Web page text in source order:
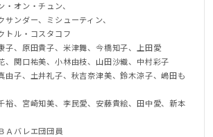
・オン・チュン、
サンダー、ミシューティン、
トル・コスタコフ
子、原田貴子、米津舞、今橋知子、上田愛
、関口祐美、小林由枝、山田沙織、中村彩子
由子、土井礼子、秋吉奈津美、鈴木涼子、嶋田も
裕、宮崎知美、李民愛、安藤貴絵、田中愛、新本
Ａバレエ団団員